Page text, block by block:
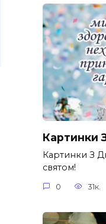
Картинки
Картинки З
святом!
0 31к.